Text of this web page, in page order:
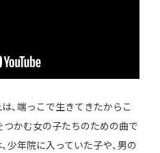
は、端っこで生きてきたからこ
つかむ女の子たちのための曲で
少年院に入っていた子や、男の